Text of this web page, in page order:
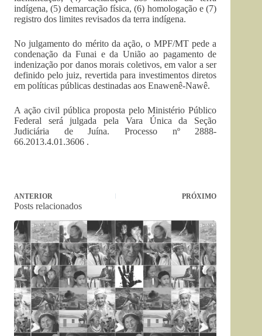
indígena, (5) demarcação física, (6) homologação e (7)
registro dos limites revisados da terra indígena.
No julgamento do mérito da ação, o MPF/MT pede a
condenação da Funai e da União ao pagamento de
indenização por danos morais coletivos, em valor a ser
definido pelo juiz, revertida para investimentos diretos
em políticas públicas destinadas aos Enawenê-Nawê.
A ação civil pública proposta pelo Ministério Público
Federal será julgada pela Vara Única da Seção
Judiciária de Juína. Processo nº 2888-
66.2013.4.01.3606 .
ANTERIOR PRÓXIMO
Posts relacionados